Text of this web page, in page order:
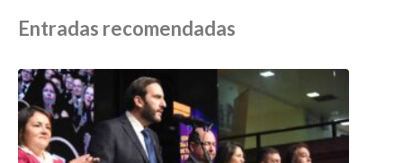
Entradas recomendadas